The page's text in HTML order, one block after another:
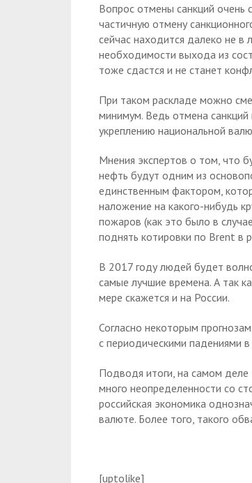
Вопрос отмены санкций очень
частичную отмену
сейчас находится далеко не
необходимости выхода из
тоже сдастся и не станет
При таком раскладе можно
минимум. Ведь отмена
укреплению национальной
Мнения экспертов о том, что
нефть будут одним из
единственным фактором,
наложение на какого-нибудь
пожаров (как это было в
поднять котировки по Brent в
В 2017 году людей будет
самые лучшие времена. А так
мере скажется и на России.
Согласно некоторым
с периодическими падениями
Подводя итоги, на самом деле
много неопределенности со
российская экономика
валюте. Более того, такого
[uptolike]